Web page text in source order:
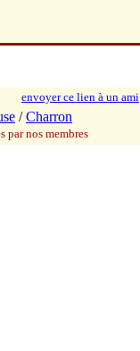
envoyer ce lien à un ami
/Charron
par nos membres